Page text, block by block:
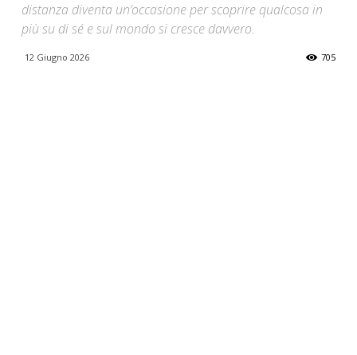
distanza diventa un’occasione per scoprire qualcosa in
più su di sé e sul mondo si cresce davvero.
12 Giugno 2026 705